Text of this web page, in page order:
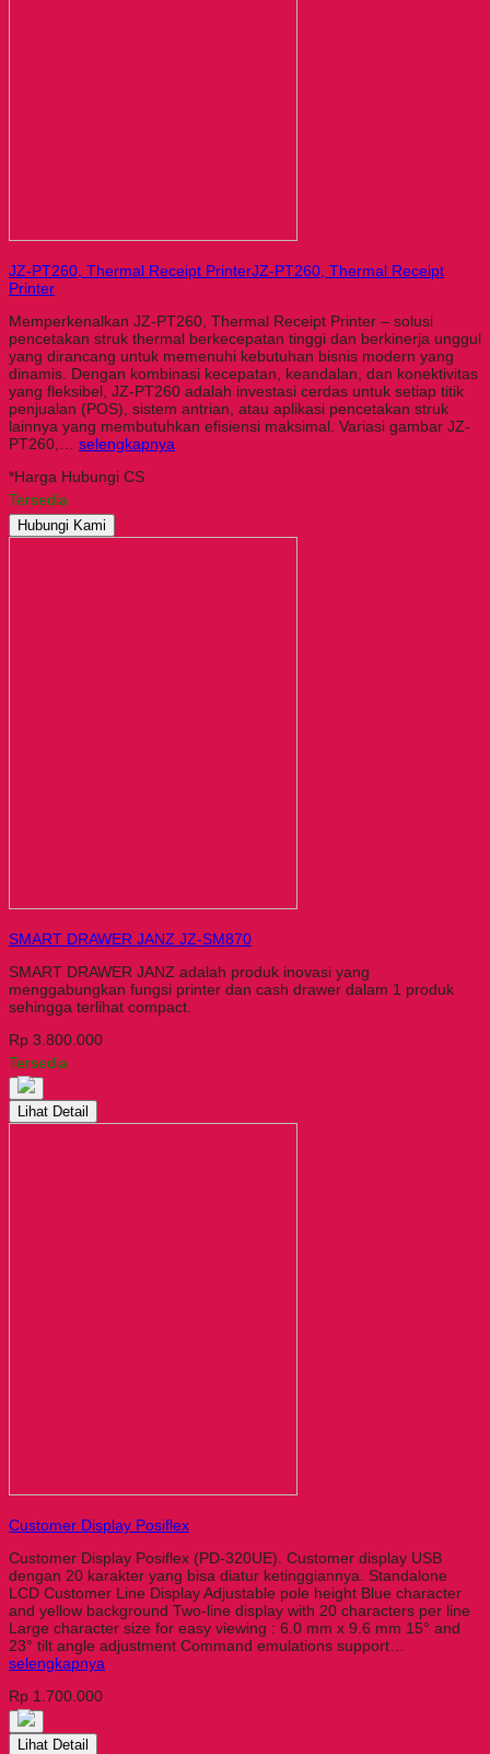
JZ-PT260, Thermal Receipt PrinterJZ-PT260, Thermal Receipt
Printer
Memperkenalkan JZ-PT260, Thermal Receipt Printer – solusi
pencetakan struk thermal berkecepatan tinggi dan berkinerja unggul
yang dirancang untuk memenuhi kebutuhan bisnis modern yang
dinamis. Dengan kombinasi kecepatan, keandalan, dan konektivitas
yang fleksibel, JZ-PT260 adalah investasi cerdas untuk setiap titik
penjualan (POS), sistem antrian, atau aplikasi pencetakan struk
lainnya yang membutuhkan efisiensi maksimal. Variasi gambar JZ-
PT260,… selengkapnya
*Harga Hubungi CS
Tersedia
Hubungi Kami
SMART DRAWER JANZ JZ-SM870
SMART DRAWER JANZ adalah produk inovasi yang
menggabungkan fungsi printer dan cash drawer dalam 1 produk
sehingga terlihat compact.
Rp 3.800.000
Tersedia
Lihat Detail
Customer Display Posiflex
Customer Display Posiflex (PD-320UE). Customer display USB
dengan 20 karakter yang bisa diatur ketinggiannya. Standalone
LCD Customer Line Display Adjustable pole height Blue character
and yellow background Two-line display with 20 characters per line
Large character size for easy viewing : 6.0 mm x 9.6 mm 15° and
23° tilt angle adjustment Command emulations support…
selengkapnya
Rp 1.700.000
Lihat Detail